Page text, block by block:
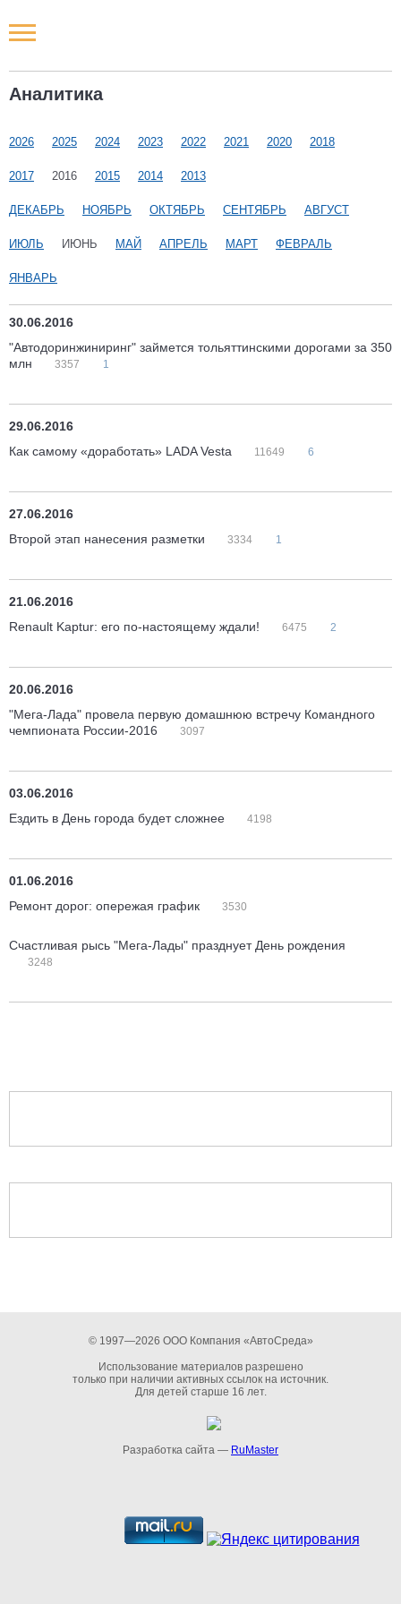
Аналитика
2026 2025 2024 2023 2022 2021 2020 2018
2017 2016 2015 2014 2013
ДЕКАБРЬ НОЯБРЬ ОКТЯБРЬ СЕНТЯБРЬ АВГУСТ
ИЮЛЬ ИЮНЬ МАЙ АПРЕЛЬ МАРТ ФЕВРАЛЬ
ЯНВАРЬ
30.06.2016
"Автодоринжиниринг" займется тольяттинскими дорогами за 350
млн
3357 1
29.06.2016
Как самому «доработать» LADA Vesta
11649 6
27.06.2016
Второй этап нанесения разметки
3334 1
21.06.2016
Renault Kaptur: его по-настоящему ждали!
6475 2
20.06.2016
"Мега-Лада" провела первую домашнюю встречу Командного
чемпионата России-2016
3097
03.06.2016
Ездить в День города будет сложнее
4198
01.06.2016
Ремонт дорог: опережая график
3530
Счастливая рысь "Мега-Лады" празднует День рождения
3248
© 1997—2026 ООО Компания «АвтоСреда»
Использование материалов разрешено
только при наличии активных ссылок на источник.
Для детей старше 16 лет.
Разработка сайта — RuMaster
Новости РФ
Наши мероприятия
Статьи